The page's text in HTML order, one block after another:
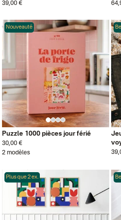
39,00 €
Nouveauté
Puzzle 1000 pièces jour férié
30,00 €
2 modèles
Plus que 2 ex.